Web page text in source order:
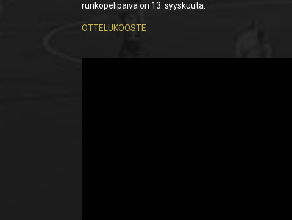
runkopelipäivä on 13. syyskuuta.
OTTELUKOOSTE